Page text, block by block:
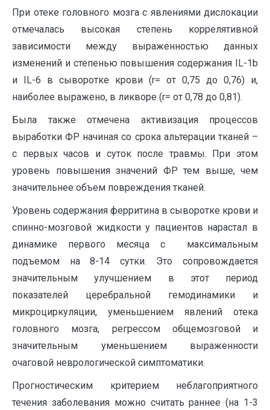
При отеке головного мозга с явлениями дислокации
отмечалась высокая степень коррелятивной
зависимости между выраженностью данных
изменений и степенью повышения содержания IL-1b
и IL-6 в сыворотке крови (r= от 0,75 до 0,76) и,
наиболее выражено, в ликворе (r= от 0,78 до 0,81).
Была также отмечена активизация процессов
выработки ФР начиная со срока альтерации тканей –
с первых часов и суток после травмы. При этом
уровень повышения значений ФР тем выше, чем
значительнее объем повреждения тканей.
Уровень содержания ферритина в сыворотке крови и
спинно-мозговой жидкости у пациентов нарастал в
динамике первого месяца с максимальным
подъемом на 8-14 сутки. Это сопровождается
значительным улучшением в этот период
показателей церебральной гемодинамики и
микроциркуляции, уменьшением явлений отека
головного мозга, регрессом общемозговой и
значительным уменьшением выраженности
очаговой неврологической симптоматики.
Прогностическим критерием неблагоприятного
течения заболевания можно считать раннее (на 1-3